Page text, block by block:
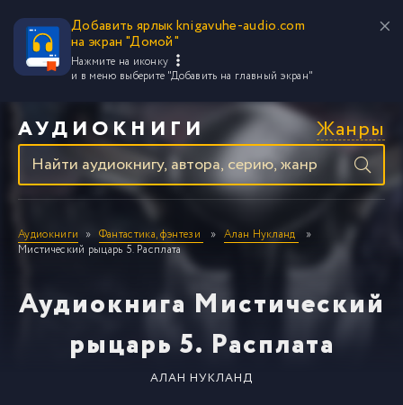
Добавить ярлык knigavuhe-audio.com
на экран "Домой"
Нажмите на иконку
и в меню выберите "Добавить на главный экран"
АУДИОКНИГИ Жанры
Аудиокниги Фантастика, фэнтези
Алан Нукланд
Мистический рыцарь 5. Расплата
Аудиокнига Мистический
рыцарь 5. Расплата
АЛАН НУКЛАНД